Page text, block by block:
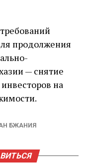
продолжения
— снятие
на
БЖАНИЯ